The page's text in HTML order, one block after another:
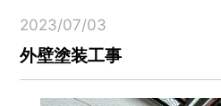
2023/07/03
外壁塗装工事